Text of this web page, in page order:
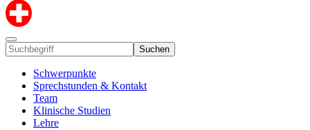
Suchen
Schwerpunkte
Sprechstunden & Kontakt
Team
Klinische Studien
Lehre